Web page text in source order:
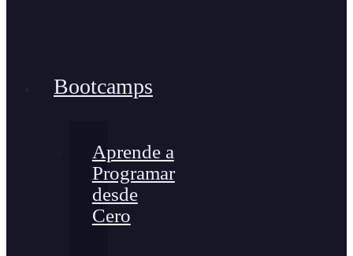
Bootcamps
Aprende a
Programar
desde
Cero